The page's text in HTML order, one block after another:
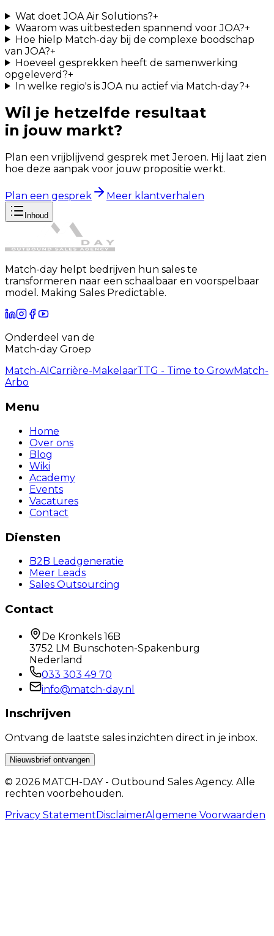
Wat doet JOA Air Solutions?+
Waarom was uitbesteden spannend voor JOA?+
Hoe hielp Match-day bij de complexe boodschap
van JOA?+
Hoeveel gesprekken heeft de samenwerking
opgeleverd?+
In welke regio's is JOA nu actief via Match-day?+
Wil je hetzelfde resultaat
in jouw markt?
Plan een vrijblijvend gesprek met Jeroen. Hij laat zien
hoe deze aanpak voor jouw propositie werkt.
Plan een gesprek Meer klantverhalen
Inhoud
Match-day helpt bedrijven hun sales te
transformeren naar een schaalbaar en voorspelbaar
model. Making Sales Predictable.
Onderdeel van de
Match-day Groep
Match-AI Carrière-MakelaarTTG - Time to GrowMatch-
Arbo
Menu
Home
Over ons
Blog
Wiki
Academy
Events
Vacatures
Contact
Diensten
B2B Leadgeneratie
Meer Leads
Sales Outsourcing
Contact
De Kronkels 16B
3752 LM Bunschoten-Spakenburg
Nederland
033 303 49 70
info@match-day.nl
Inschrijven
Ontvang de laatste sales inzichten direct in je inbox.
Nieuwsbrief ontvangen
© 2026 MATCH-DAY - Outbound Sales Agency. Alle
rechten voorbehouden.
Privacy StatementDisclaimerAlgemene Voorwaarden